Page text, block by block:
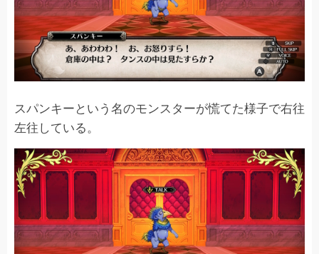
スパンキーという名のモンスターが慌てた様子で右往
左往している。